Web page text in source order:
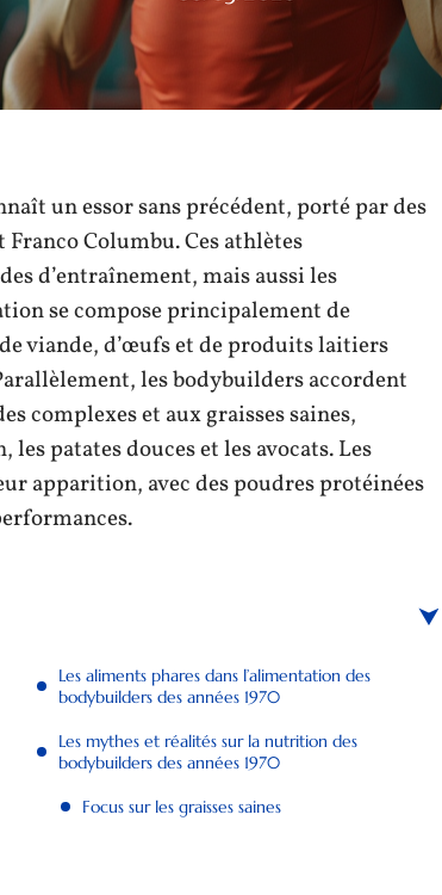
un essor sans précédent, porté par des
Columbu. Ces athlètes
d’entraînement, mais aussi les
se compose principalement de
viande, d’œufs et de produits laitiers
les bodybuilders accordent
complexes et aux graisses saines,
patates douces et les avocats. Les
apparition, avec des poudres protéinées
Les aliments phares dans l’alimentation des
bodybuilders des années 1970
Les mythes et réalités sur la nutrition des
bodybuilders des années 1970
Focus sur les graisses saines